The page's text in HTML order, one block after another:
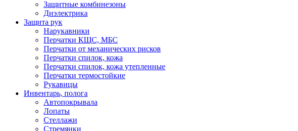
Защитные комбинезоны
Диэлектрика
Защита рук
Нарукавники
Перчатки КЩС, МБС
Перчатки от механических рисков
Перчатки спилок, кожа
Перчатки спилок, кожа утепленные
Перчатки термостойкие
Рукавицы
Инвентарь, полога
Автопокрывала
Лопаты
Стеллажи
Стремянки